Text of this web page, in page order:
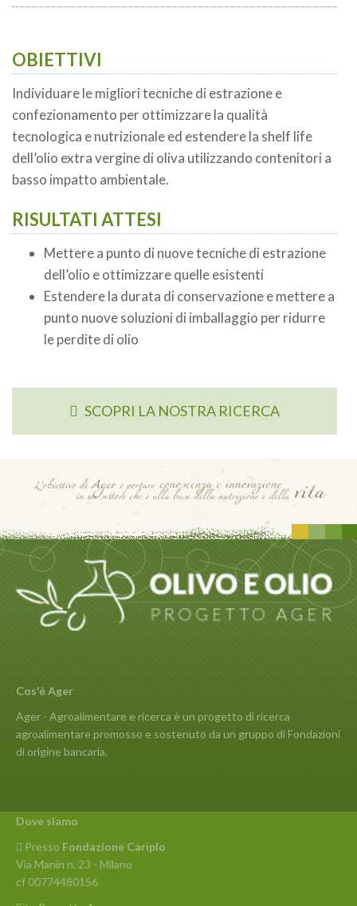
OBIETTIVI
Individuare le migliori tecniche di estrazione e
confezionamento per ottimizzare la qualità
tecnologica e nutrizionale ed estendere la shelf life
dell’olio extra vergine di oliva utilizzando contenitori a
basso impatto ambientale.
RISULTATI ATTESI
Mettere a punto di nuove tecniche di estrazione
dell’olio e ottimizzare quelle esistenti
Estendere la durata di conservazione e mettere a
punto nuove soluzioni di imballaggio per ridurre
le perdite di olio
SCOPRI LA NOSTRA RICERCA
Cos'è Ager
Ager - Agroalimentare e ricerca è un progetto di ricerca
agroalimentare promosso e sostenuto da un gruppo di Fondazioni
di origine bancaria.
Dove siamo
Presso Fondazione Cariplo
Via Manin n. 23 - Milano
cf 00774480156